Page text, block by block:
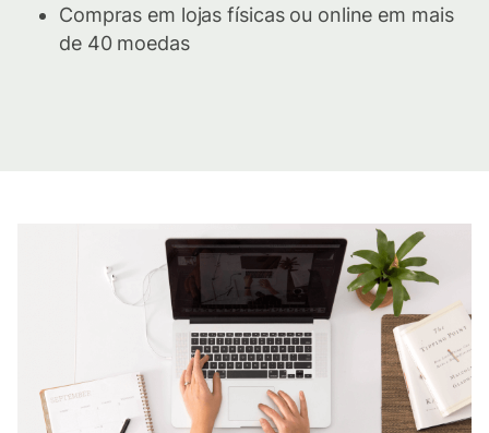
Compras em lojas físicas ou online em mais
de 40 moedas